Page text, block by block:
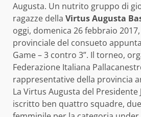
Augusta. Un nutrito gruppo di
ragazze della Virtus Augusta
oggi, domenica 26 febbraio
provinciale del consueto
Game – 3 contro 3”. Il torneo,
Federazione Italiana
rappresentative della provincia
La Virtus Augusta del Presidente
iscritto ben quattro squadre,